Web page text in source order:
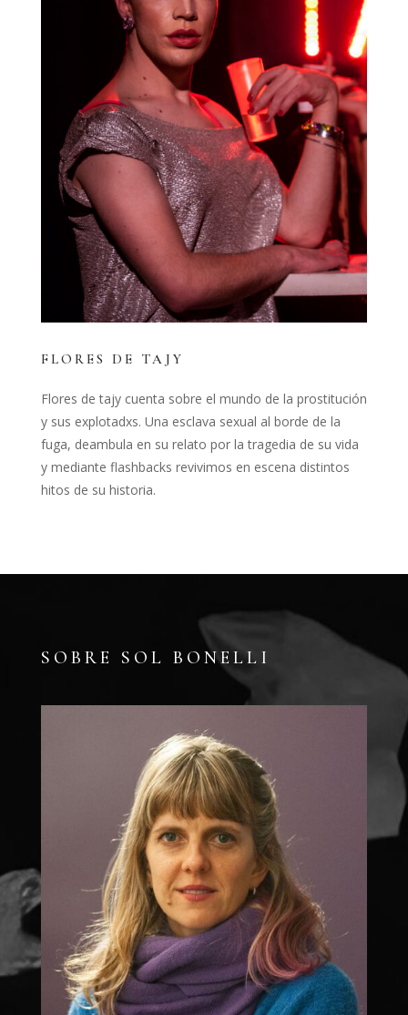
FLORES DE TAJY
Flores de tajy cuenta sobre el mundo de la prostitución
y sus explotadxs. Una esclava sexual al borde de la
fuga, deambula en su relato por la tragedia de su vida
y mediante flashbacks revivimos en escena distintos
hitos de su historia.
SOBRE SOL BONELLI